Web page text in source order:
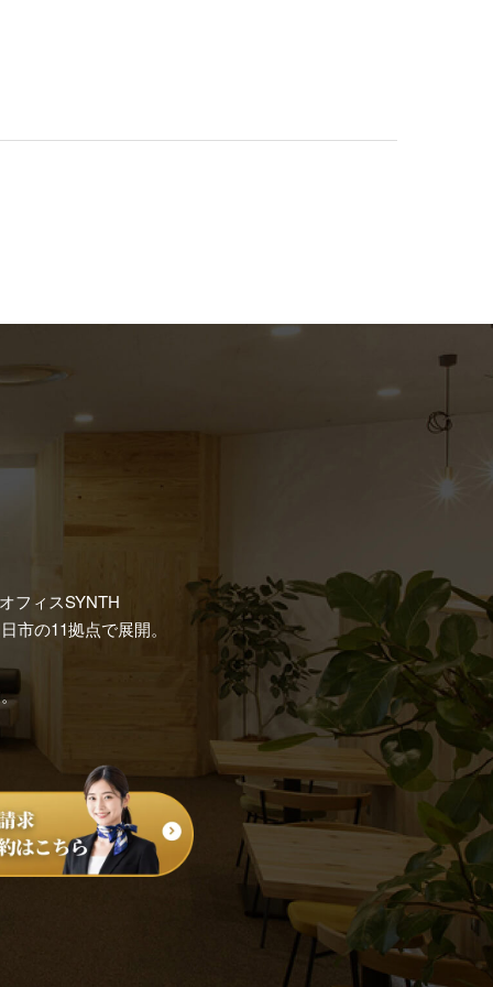
フィスSYNTH
市の11拠点で展開。